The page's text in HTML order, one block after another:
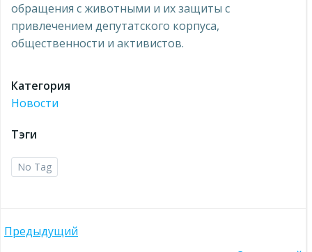
обращения с животными и их защиты с
привлечением депутатского корпуса,
общественности и активистов.
Категория
Новости
Тэги
No Tag
Навигация
Предыдущий